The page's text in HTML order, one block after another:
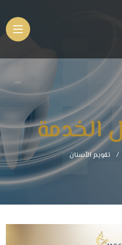
الخدمة
تقويم الأسنان